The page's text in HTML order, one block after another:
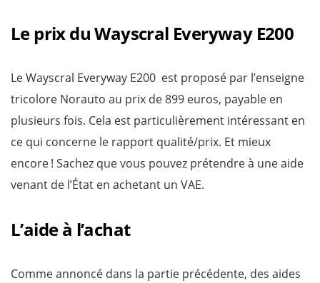
Le prix du Wayscral Everyway E200
Le Wayscral Everyway E200 est proposé par l’enseigne
tricolore Norauto au prix de 899 euros, payable en
plusieurs fois. Cela est particulièrement intéressant en
ce qui concerne le rapport qualité/prix. Et mieux
encore ! Sachez que vous pouvez prétendre à une aide
venant de l’État en achetant un VAE.
L’aide à l’achat
Comme annoncé dans la partie précédente, des aides